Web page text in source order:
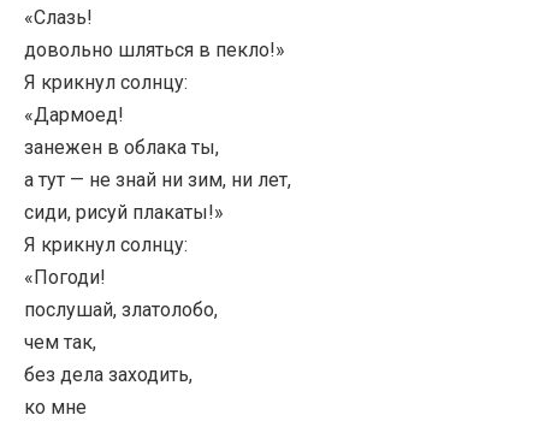
«Слазь!
довольно шляться в пекло!»
Я крикнул солнцу:
«Дармоед!
занежен в облака ты,
а тут — не знай ни зим, ни лет,
сиди, рисуй плакаты!»
Я крикнул солнцу:
«Погоди!
послушай, златолобо,
чем так,
без дела заходить,
ко мне